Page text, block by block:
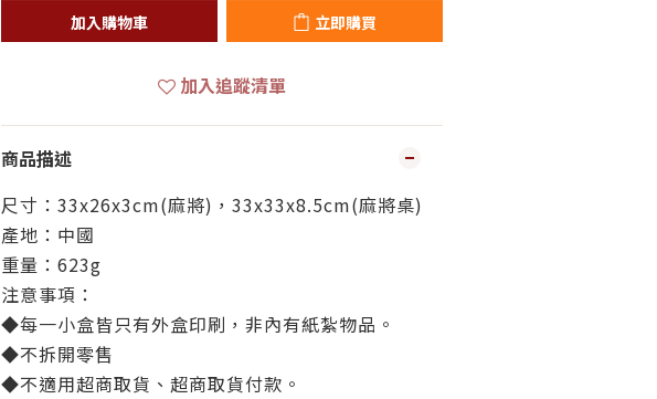
加入購物車 立即購買
加入追蹤清單
商品描述
尺寸：33x26x3cm(麻將)，33x33x8.5cm(麻將桌)
產地：中國
重量：623g
注意事項：
◆每一小盒皆只有外盒印刷，非內有紙紮物品。
◆不拆開零售
◆不適用超商取貨、超商取貨付款。